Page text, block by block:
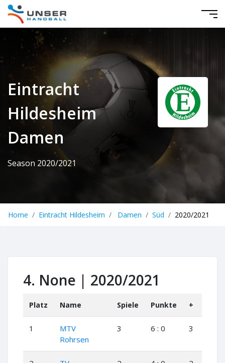
Eintracht
Hildesheim
Damen
Season 2020/2021
Home Eintracht Hildesheim Damen Süd 2020/2021
4. None | 2020/2021
Platz Name Spiele Punkte +
1
MTV
Rohrsen
3 6 : 0 3